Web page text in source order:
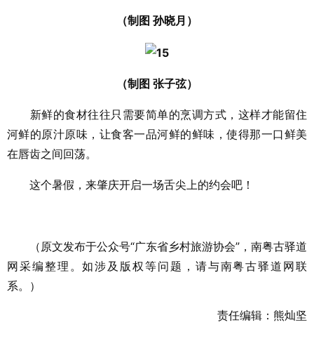
（制图 孙晓月）
（制图 张子弦）
新鲜的食材往往只需要简单的烹调方式，这样才能留住
河鲜的原汁原味，让食客一品河鲜的鲜味，使得那一口鲜美
在唇齿之间回荡。
这个暑假，来肇庆开启一场舌尖上的约会吧！
（原文发布于公众号“广东省乡村旅游协会”，南粤古驿道
网采编整理。如涉及版权等问题，请与南粤古驿道网联
系。）
责任编辑：熊灿坚